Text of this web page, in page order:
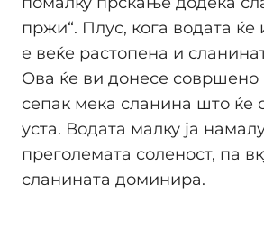
пржи“. Плус, кога водата ќе
е веќе растопена и
Ова ќе ви донесе совршено
сепак мека сланина што ќе
уста. Водата малку ја
преголемата соленост, па
сланината доминира.